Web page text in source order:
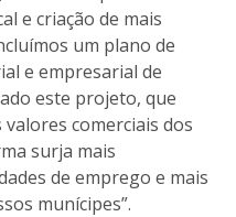
e criação de mais
um plano de
e empresarial de
este projeto, que
comerciais dos
surja mais
de emprego e mais
munícipes”.